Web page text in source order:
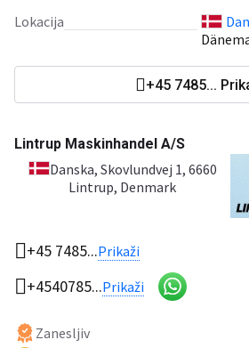
Lokacija
+45 7485...
Lintrup Maskinhandel A/S
Danska, Skovlundvej 1, 6660
Lintrup, Denmark
+45 7485...Prikaži
+4540785...Prikaži
Zanesljiv